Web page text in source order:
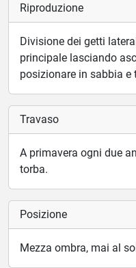
Riproduzione
Divisione dei getti
principale lasciando
posizionare in sabbia e
Travaso
A primavera ogni due
torba.
Posizione
Mezza ombra, mai al